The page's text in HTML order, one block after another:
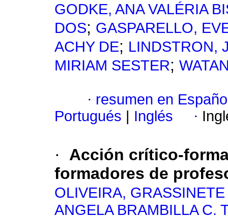
GODKE, ANA VALÉRIA
DOS; GASPARELLO,
ACHY DE; LINDSTRON,
MIRIAM SESTER;
· resumen en
Portugués
Inglés ·
·
Acción crítico-
formadores de
OLIVEIRA,
ANGELA BRAMBILLA C.